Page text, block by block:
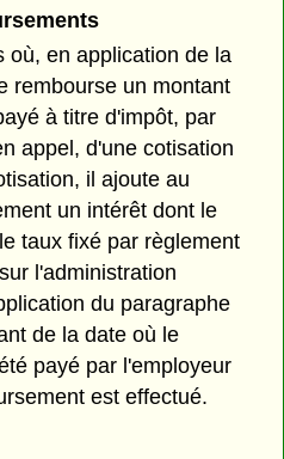
où, en application de la
rembourse un montant
à titre d'impôt, par
appel, d'une cotisation
il ajoute au
un intérêt dont le
taux fixé par règlement
l'administration
du paragraphe
de la date où le
payé par l'employeur
est effectué.